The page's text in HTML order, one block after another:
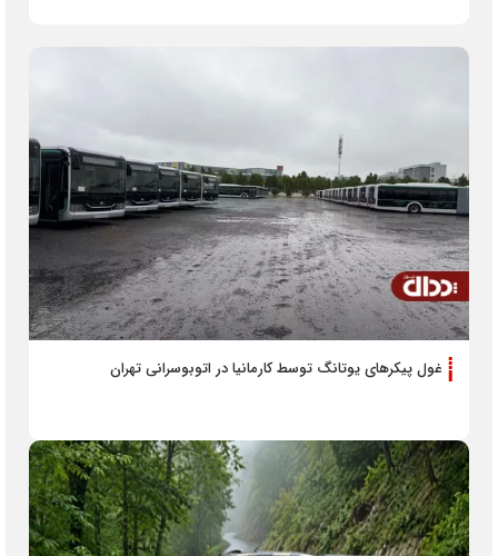
غول پیکرهای یوتانگ توسط کارمانیا در اتوبوسرانی تهران